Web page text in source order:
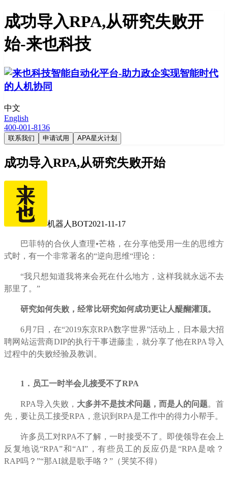
成功导入RPA,从研究失败开
始-来也科技
中文
English
400-001-8136
联系我们 申请试用 APA星火计划
成功导入RPA,从研究失败开始
机器人BOT2021-11-17
巴菲特的合伙人查理•芒格，在分享他受用一生的思维方
式时，有一个非常著名的“逆向思维“理论：
“我只想知道我将来会死在什么地方，这样我就永远不去
那里了。”
研究如何失败，经常比研究如何成功更让人醍醐灌顶。
6月 7日，在“2019东京RPA数字世界”活动上，日本最大招
聘网站运营商DIP的执行干事进藤圭，就分享了他在RPA导入
过程中的失败经验及教训。
1 ．员工一时半会儿接受不了RPA
RPA导入失败， 大多并不是技术问题，而是人的问题。首
先，要让员工接受RPA ，意识到 RPA是工作中的得力小帮手。
许多员工对RPA不了解，一时接受不了。即使领导在会上
反复地说“RPA”和“AI”，有些员工的反应仍是“RPA是啥？
RAP吗？”“那AI就是歌手咯？”（哭笑不得）